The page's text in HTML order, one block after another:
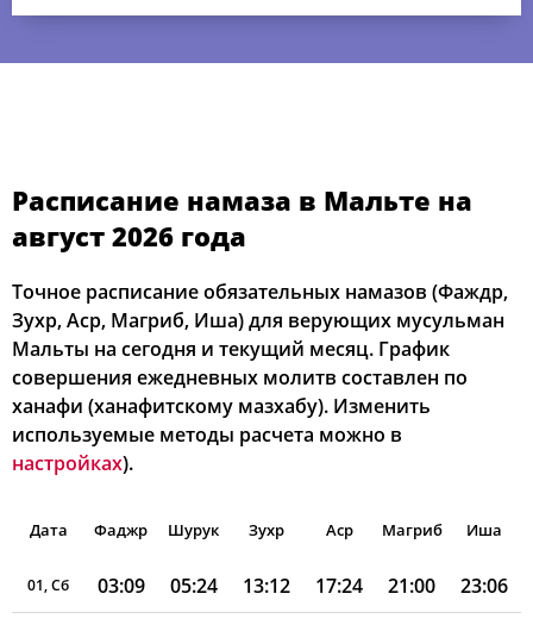
Расписание намаза в Мальте на
август 2026 года
Точное расписание обязательных намазов (Фаждр,
Зухр, Аср, Магриб, Иша) для верующих мусульман
Мальты на сегодня и текущий месяц. График
совершения ежедневных молитв составлен по
ханафи (ханафитскому мазхабу). Изменить
используемые методы расчета можно в
настройках).
Дата Фаджр Шурук Зухр Аср Магриб Иша
01, Сб 03:09 05:24 13:12 17:24 21:00 23:06